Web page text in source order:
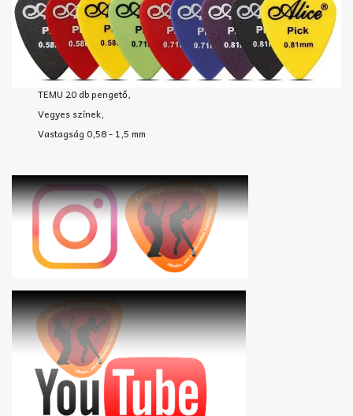
TEMU 20 db pengető,
Vegyes színek,
Vastagság 0,58 - 1,5 mm